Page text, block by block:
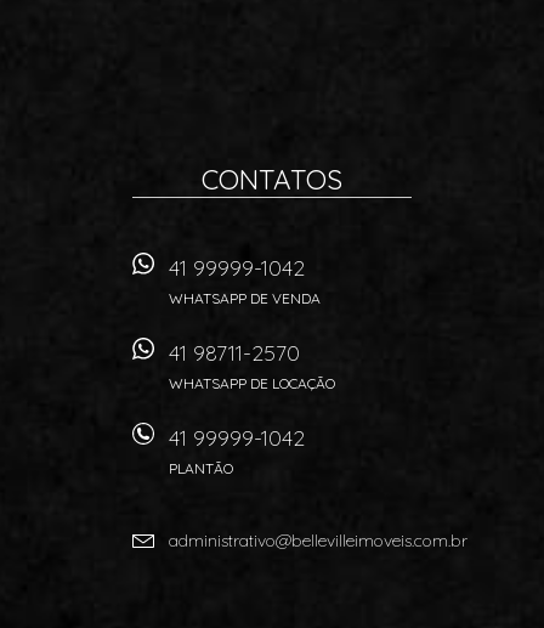
CONTATOS
41 99999-1042
WHATSAPP DE VENDA
41 98711-2570
WHATSAPP DE LOCAÇÃO
41 99999-1042
PLANTÃO
administrativo@bellevilleimoveis.com.br